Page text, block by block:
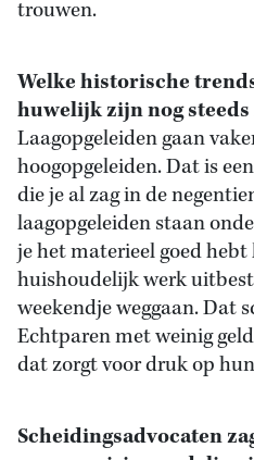
trouwen.
Welke historische
huwelijk zijn nog
Laagopgeleiden gaan
hoogopgeleiden. Dat is
die je al zag in de
laagopgeleiden staan
je het materieel goed
huishoudelijk werk
weekendje weggaan. Dat
Echtparen met weinig
dat zorgt voor druk op
Scheidingsadvocaten